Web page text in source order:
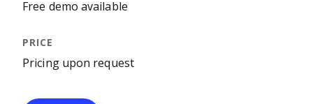
Free demo available
Pricing upon request